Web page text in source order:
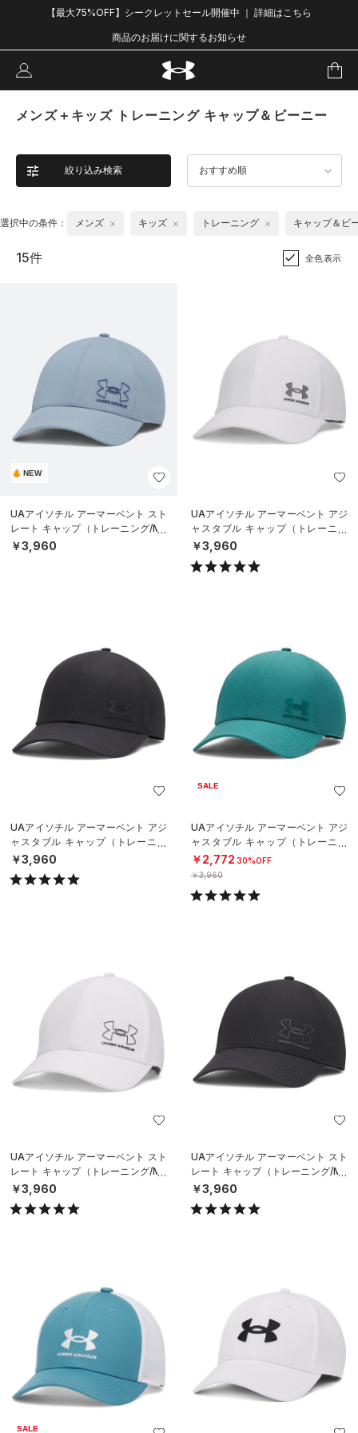
【最大75%OFF】シークレットセール開催中 ｜ 詳細はこちら
商品のお届けに関するお知らせ
メンズ＋キッズ トレーニング キャップ＆ビーニー
絞り込み検索 おすすめ順
選択中の条件： メンズ キッズ トレーニング キャップ＆ビ
15件 全色表示
NEW
UAアイソチル アーマーベント スト
レート キャップ（トレーニング/ME
N）
￥3,960
UAアイソチル アーマーベント アジ
ャスタブル キャップ（トレーニン
グ/MEN）
￥3,960
UAアイソチル アーマーベント アジ
ャスタブル キャップ（トレーニン
グ/MEN）
￥3,960
SALE
UAアイソチル アーマーベント アジ
ャスタブル キャップ（トレーニン
グ/MEN）
￥2,772 30%OFF
￥3,960
UAアイソチル アーマーベント スト
レート キャップ（トレーニング/ME
N）
￥3,960
UAアイソチル アーマーベント スト
レート キャップ（トレーニング/ME
N）
￥3,960
SALE